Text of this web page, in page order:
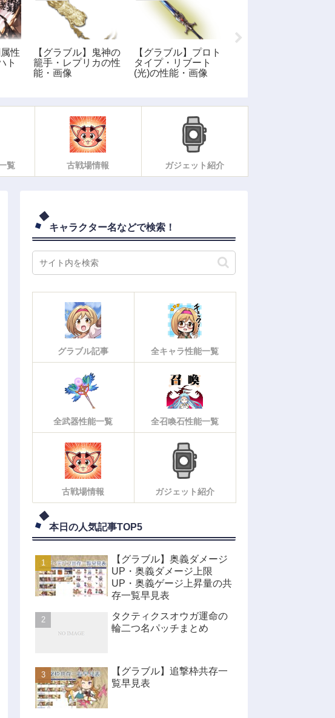
性
ト
【グラブル】鬼神の
籠手・レプリカの性
能・画像
【グラブル】プロト
タイプ・リブート
(光)の性能・画像
覧 古戦場情報 ガジェット紹介
キャラクター名などで検索！
グラブル記事 全キャラ性能一覧
全武器性能一覧 全召喚石性能一覧
古戦場情報 ガジェット紹介
本日の人気記事TOP5
【グラブル】奥義ダメージ
UP・奥義ダメージ上限
UP・奥義ゲージ上昇量の共
存一覧早見表
タクティクスオウガ運命の
輪二つ名パッチまとめ
【グラブル】追撃枠共存一
覧早見表